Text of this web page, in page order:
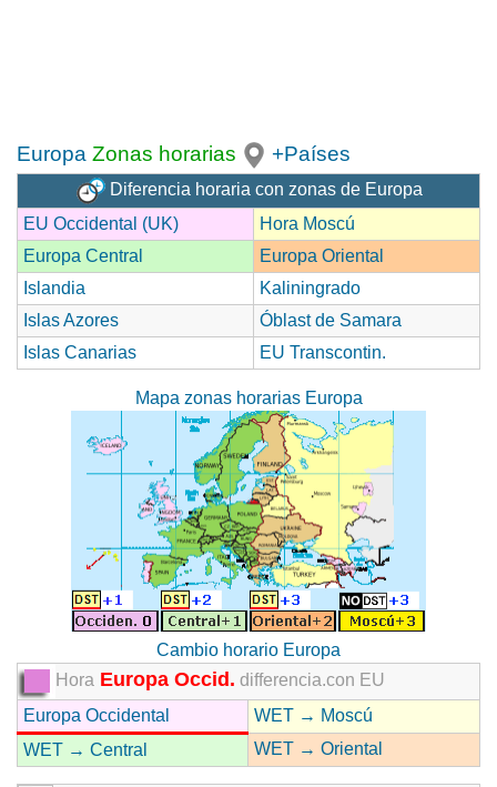
Europa Zonas horarias +Países
Diferencia horaria con zonas de Europa
EU Occidental (UK)
Hora Moscú
Europa Central
Europa Oriental
Islandia
Kaliningrado
Islas Azores
Óblast de Samara
Islas Canarias
EU Transcontin.
Mapa zonas horarias Europa
Cambio horario Europa
Hora Europa Occid. differencia.con EU
Europa Occidental
WET → Moscú
WET → Central
WET → Oriental